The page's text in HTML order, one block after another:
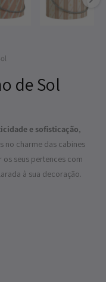
de Sol
e sofisticação,
no charme das cabines
seus pertences com
à sua decoração.